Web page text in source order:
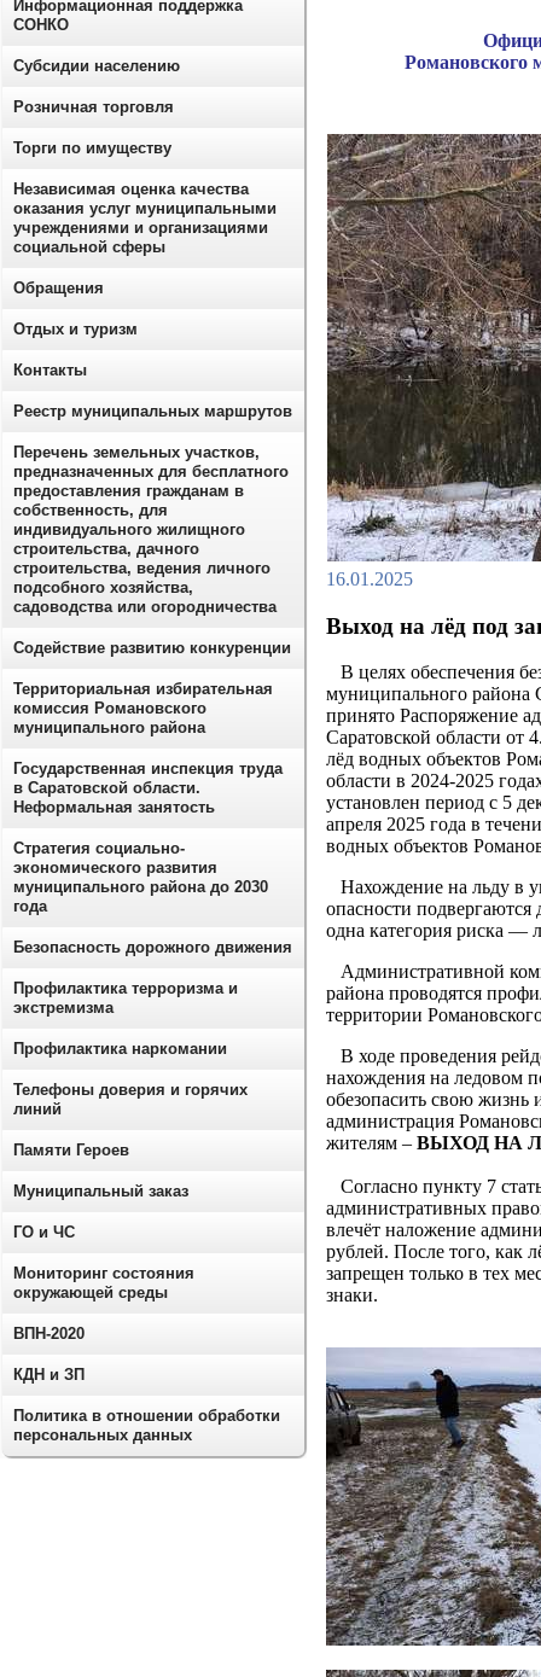
Романовского
16.01.2025
Выход на лёд под
В целях обеспечения
муниципального района
принято Распоряжение
Саратовской области от
лёд водных объектов
области в 2024-2025
установлен период с 5
апреля 2025 года в
водных объектов
Нахождение на льду в
опасности
одна категория риска —
Административной
района проводятся
территории
В ходе проведения
нахождения на ледовом
обезопасить свою жизнь
администрация
жителям – ВЫХОД НА
Согласно пункту 7
административных
влечёт наложение
рублей. После того, как
запрещен только в тех
знаки.
Информационная поддержка
СОНКО
Субсидии населению
Розничная торговля
Торги по имуществу
Независимая оценка качества
оказания услуг муниципальными
учреждениями и организациями
социальной сферы
Обращения
Отдых и туризм
Контакты
Реестр муниципальных маршрутов
Перечень земельных участков,
предназначенных для бесплатного
предоставления гражданам в
собственность, для
индивидуального жилищного
строительства, дачного
строительства, ведения личного
подсобного хозяйства,
садоводства или огородничества
Содействие развитию конкуренции
Территориальная избирательная
комиссия Романовского
муниципального района
Государственная инспекция труда
в Саратовской области.
Неформальная занятость
Стратегия социально-
экономического развития
муниципального района до 2030
года
Безопасность дорожного движения
Профилактика терроризма и
экстремизма
Профилактика наркомании
Телефоны доверия и горячих
линий
Памяти Героев
Муниципальный заказ
ГО и ЧС
Мониторинг состояния
окружающей среды
ВПН-2020
КДН и ЗП
Политика в отношении обработки
персональных данных